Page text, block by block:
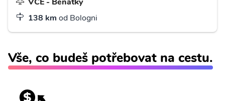
138 km od Bologni
Vše, co budeš potřebovat na cestu.